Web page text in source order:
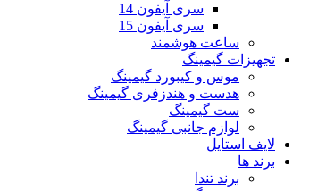
سری آیفون 14
سری آیفون 15
ساعت هوشمند
تجهیزات گیمینگ
موس و کیبورد گیمینگ
هدست و هندزفری گیمینگ
ست گیمینگ
لوازم جانبی گیمینگ
لایف استایل
برند ها
برند تندا